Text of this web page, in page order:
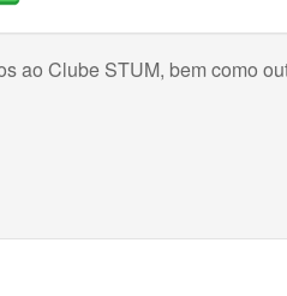
ao Clube STUM, bem como